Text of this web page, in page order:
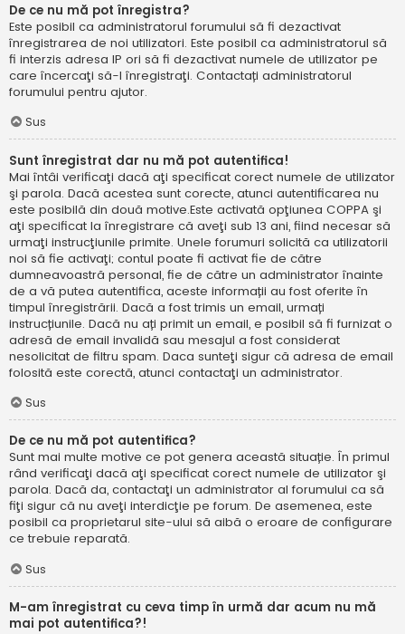
De ce nu mă pot înregistra?
Este posibil ca administratorul forumului să fi dezactivat
înregistrarea de noi utilizatori. Este posibil ca administratorul să
fi interzis adresa IP ori să fi dezactivat numele de utilizator pe
care încercaţi să-l înregistraţi. Contactați administratorul
forumului pentru ajutor.
Sus
Sunt înregistrat dar nu mă pot autentifica!
Mai întâi verificaţi dacă aţi specificat corect numele de utilizator
şi parola. Dacă acestea sunt corecte, atunci autentificarea nu
este posibilă din două motive.Este activată opţiunea COPPA şi
aţi specificat la înregistrare că aveţi sub 13 ani, fiind necesar să
urmaţi instrucţiunile primite. Unele forumuri solicită ca utilizatorii
noi să fie activaţi; contul poate fi activat fie de către
dumneavoastră personal, fie de către un administrator înainte
de a vă putea autentifica, aceste informații au fost oferite în
timpul înregistrării. Dacă a fost trimis un email, urmați
instrucțiunile. Dacă nu ați primit un email, e posibil să fi furnizat o
adresă de email invalidă sau mesajul a fost considerat
nesolicitat de filtru spam. Daca sunteţi sigur că adresa de email
folosită este corectă, atunci contactaţi un administrator.
Sus
De ce nu mă pot autentifica?
Sunt mai multe motive ce pot genera această situație. În primul
rând verificaţi dacă aţi specificat corect numele de utilizator şi
parola. Dacă da, contactaţi un administrator al forumului ca să
fiţi sigur că nu aveţi interdicţie pe forum. De asemenea, este
posibil ca proprietarul site-ului să aibă o eroare de configurare
ce trebuie reparată.
Sus
M-am înregistrat cu ceva timp în urmă dar acum nu mă
mai pot autentifica?!